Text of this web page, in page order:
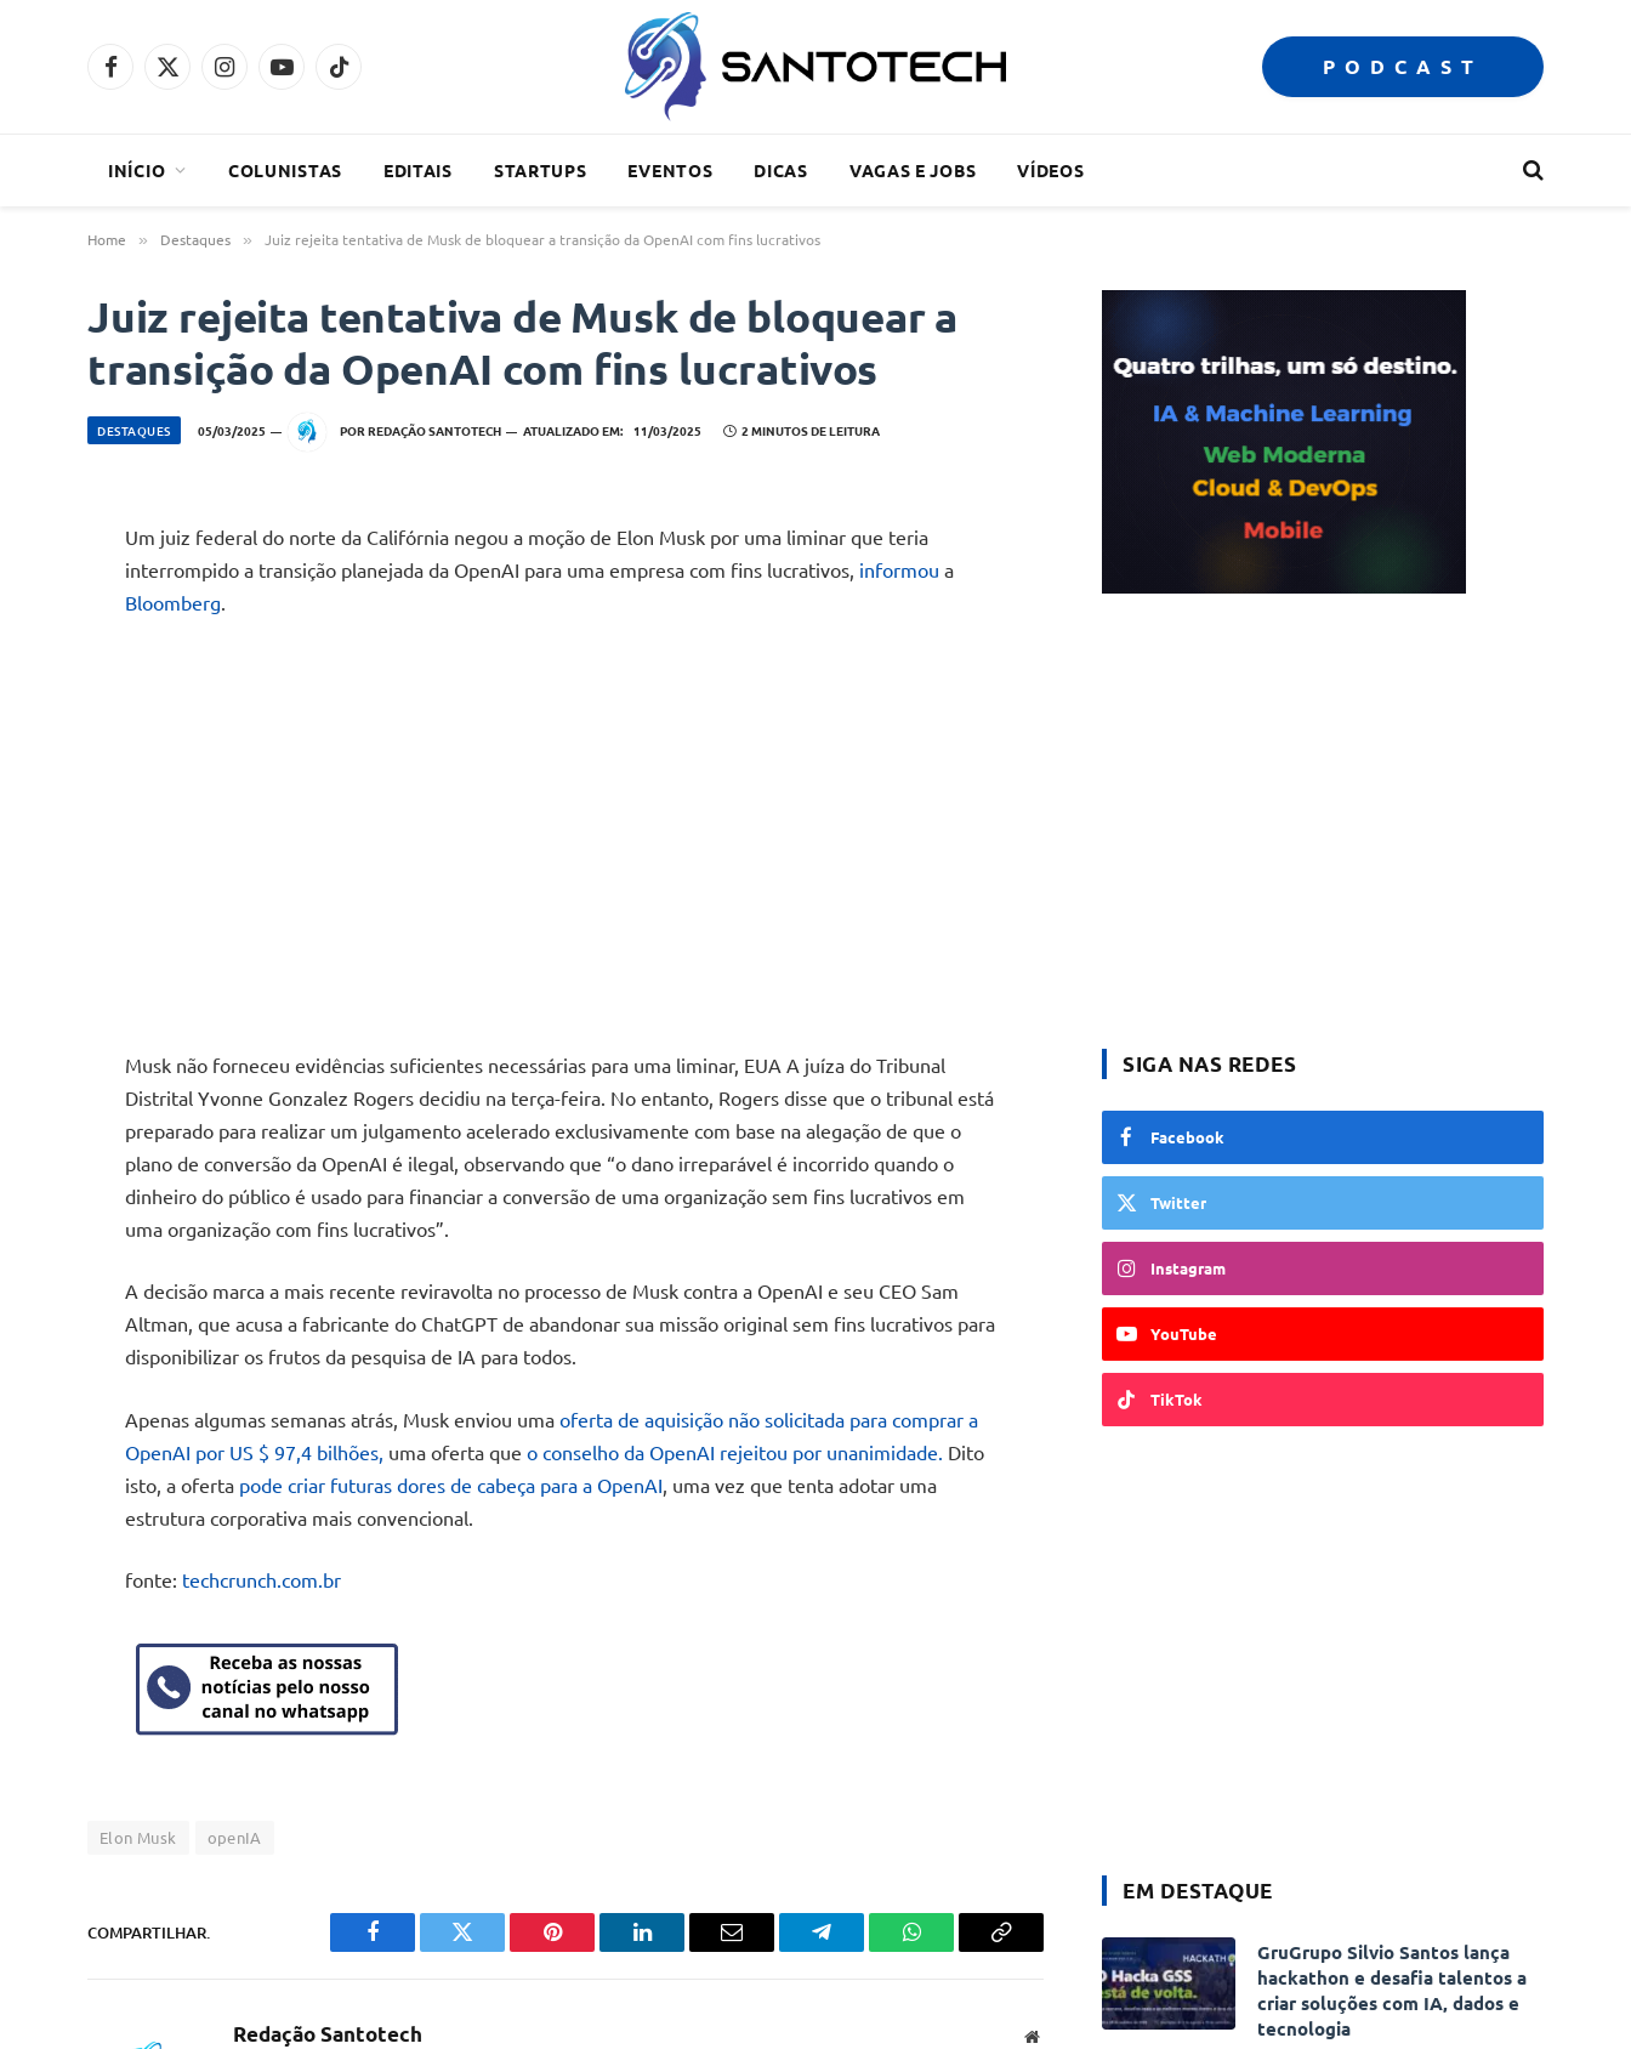
Facebook
X
InstagramYouTubeTikTok PODCAST
INÍCIO COLUNISTAS EDITAIS STARTUPS EVENTOS DICAS VAGAS E JOBS VÍDEOS
Home » Destaques » Juiz rejeita tentativa de Musk de bloquear a transição da OpenAI com fins lucrativos
Juiz rejeita tentativa de Musk de bloquear a
transição da OpenAI com fins lucrativos
DESTAQUES 05/03/2025 POR REDAÇÃO SANTOTECH ATUALIZADO EM: 11/03/2025 2 MINUTOS DE LEITURA
Um juiz federal do norte da Califórnia negou a moção de Elon Musk por uma liminar que teria
interrompido a transição planejada da OpenAI para uma empresa com fins lucrativos, informou a
Bloomberg.
Musk não forneceu evidências suficientes necessárias para uma liminar, EUA A juíza do Tribunal
Distrital Yvonne Gonzalez Rogers decidiu na terça-feira. No entanto, Rogers disse que o tribunal está
preparado para realizar um julgamento acelerado exclusivamente com base na alegação de que o
plano de conversão da OpenAI é ilegal, observando que “o dano irreparável é incorrido quando o
dinheiro do público é usado para financiar a conversão de uma organização sem fins lucrativos em
uma organização com fins lucrativos”.
A decisão marca a mais recente reviravolta no processo de Musk contra a OpenAI e seu CEO Sam
Altman, que acusa a fabricante do ChatGPT de abandonar sua missão original sem fins lucrativos para
disponibilizar os frutos da pesquisa de IA para todos.
Apenas algumas semanas atrás, Musk enviou uma oferta de aquisição não solicitada para comprar a
OpenAI por US $ 97,4 bilhões, uma oferta que o conselho da OpenAI rejeitou por unanimidade. Dito
isto, a oferta pode criar futuras dores de cabeça para a OpenAI , uma vez que tenta adotar uma
estrutura corporativa mais convencional.
fonte: techcrunch.com.br
Elon Musk openIA
COMPARTILHAR.
Facebook Twitter Pinterest LinkedIn Email Telegram WhatsAppCopiar
Redação Santotech Website
SIGA NAS REDES
Facebook
Twitter
Instagram
YouTube
TikTok
EM DESTAQUE
GruGrupo Silvio Santos lança
hackathon e desafia talentos a
criar soluções com IA, dados e
tecnologia